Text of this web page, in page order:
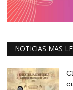
NOTICIAS MAS